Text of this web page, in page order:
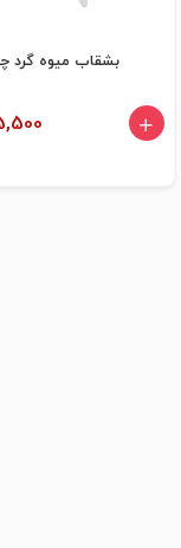
بشقاب میوه گرد
5,500